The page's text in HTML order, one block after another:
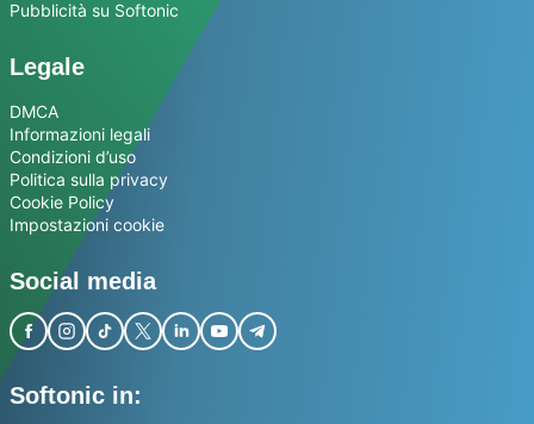
Pubblicità su Softonic
Legale
DMCA
Informazioni legali
Condizioni d’uso
Politica sulla privacy
Cookie Policy
Impostazioni cookie
Social media
Softonic in: